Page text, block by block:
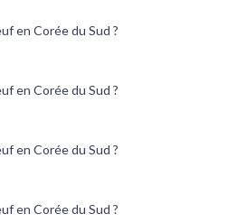
en Corée du Sud ?
en Corée du Sud ?
en Corée du Sud ?
en Corée du Sud ?